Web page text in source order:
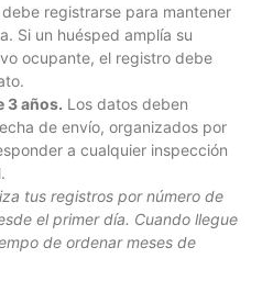
debe registrarse para mantener
Si un huésped amplía su
ocupante, el registro debe
3 años. Los datos deben
de envío, organizados por
a cualquier inspección
tus registros por número de
el primer día. Cuando llegue
de ordenar meses de